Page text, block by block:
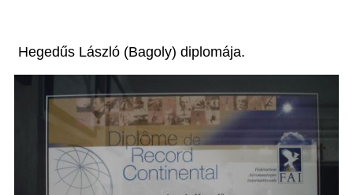
Hegedűs László (Bagoly) diplomája.